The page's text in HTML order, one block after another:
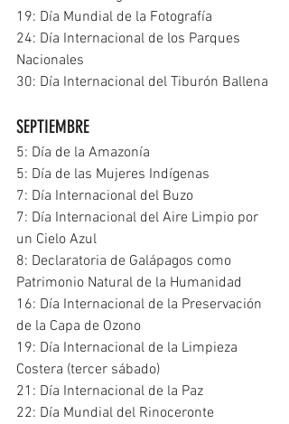
19: Día Mundial de la Fotografía
24: Día Internacional de los Parques
Nacionales
30: Día Internacional del Tiburón Ballena
SEPTIEMBRE
5: Día de la Amazonía
5: Día de las Mujeres Indígenas
7: Día Internacional del Buzo
7: Día Internacional del Aire Limpio por
un Cielo Azul
8: Declaratoria de Galápagos como
Patrimonio Natural de la Humanidad
16: Día Internacional de la Preservación
de la Capa de Ozono
19: Día Internacional de la Limpieza
Costera (tercer sábado)
21: Día Internacional de la Paz
22: Día Mundial del Rinoceronte